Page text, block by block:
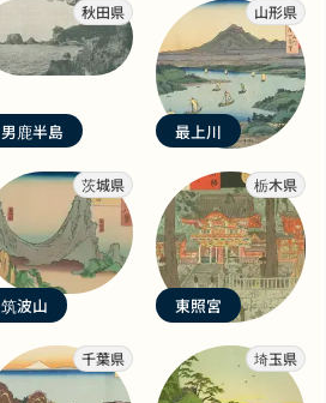
秋田県
男鹿半島
山形県
最上川
茨城県
筑波山
栃木県
東照宮
千葉県 埼玉県